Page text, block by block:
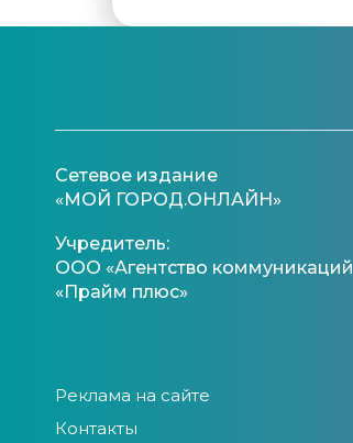
Сетевое издание
«МОЙ ГОРОД.ОНЛАЙН»
Учредитель:
ООО «Агентство коммуникаций
«Прайм плюс»
Реклама на сайте
Контакты